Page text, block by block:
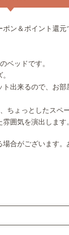
ン＆ポイント還元
ベッドです。
出来るので、お
ちょっとしたスペー
囲気を演出します。
合がございます。